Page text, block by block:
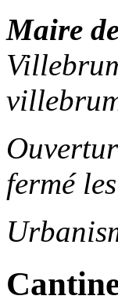
Maire
fermé